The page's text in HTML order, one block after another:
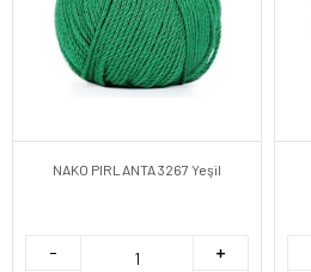
NAKO PIRLANTA 3267 Yeşil